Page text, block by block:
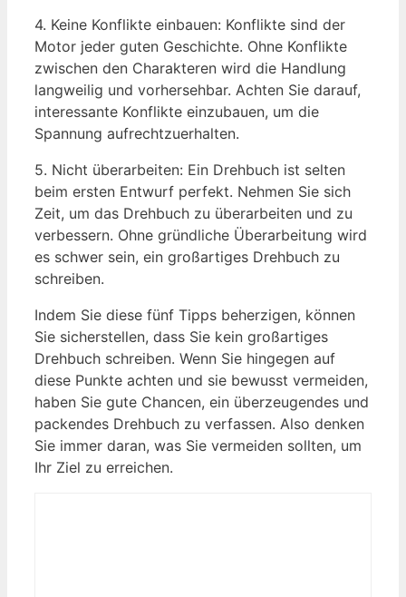
4. Keine Konflikte einbauen: Konflikte‍ sind der
Motor jeder‍ guten Geschichte. Ohne Konflikte
zwischen den Charakteren wird die Handlung
langweilig und vorhersehbar. Achten Sie darauf,
interessante Konflikte einzubauen, um die
Spannung aufrechtzuerhalten.
5. Nicht überarbeiten: Ein Drehbuch ist selten
beim ersten Entwurf perfekt. Nehmen Sie sich
Zeit, um ​das Drehbuch zu überarbeiten und zu
verbessern. Ohne gründliche Überarbeitung wird ​
es schwer sein, ein großartiges Drehbuch zu
schreiben.
Indem Sie diese fünf ⁤Tipps beherzigen, können
‍Sie sicherstellen, dass Sie kein großartiges
Drehbuch schreiben. Wenn Sie⁣ hingegen auf‌
diese⁣ Punkte ‍achten und sie bewusst vermeiden,
⁤haben Sie gute Chancen, ein überzeugendes und
packendes ​Drehbuch zu verfassen. Also denken
Sie immer daran, was Sie vermeiden sollten, um
Ihr Ziel zu erreichen.